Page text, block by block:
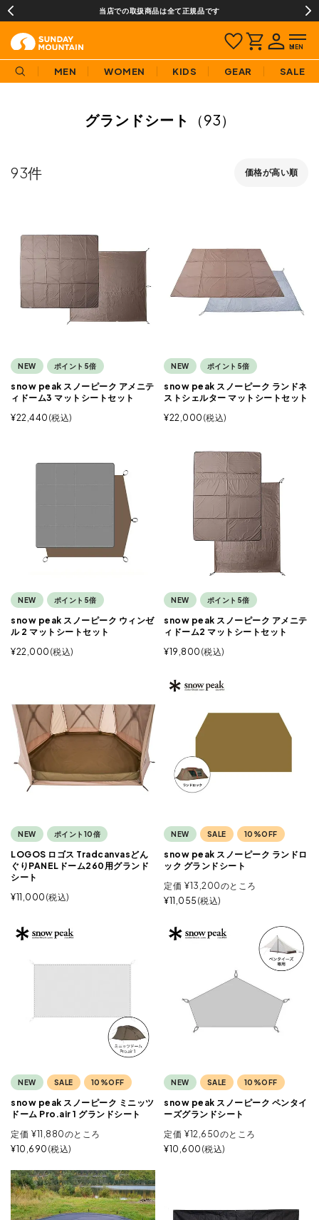
当店での取扱商品は全て正規品です
MEN WOMEN KIDS GEAR SALE
グランドシート （93）
価格が高い順
93
NEW ポイント5倍
snow peak スノーピーク アメニテ
ィドーム3 マットシートセット
¥22,440 税込
NEW ポイント5倍
snow peak スノーピーク ランドネ
ストシェルター マットシートセット
¥22,000 税込
NEW ポイント5倍
snow peak スノーピーク ウィンゼ
ル 2 マットシートセット
¥22,000 税込
NEW ポイント5倍
snow peak スノーピーク アメニテ
ィドーム2 マットシートセット
¥19,800 税込
NEW ポイント10倍
LOGOS ロゴス Tradcanvasどん
ぐりPANELドーム260用グランド
シート
¥11,000 税込
NEW SALE 10%OFF
snow peak スノーピーク ランドロ
ック グランドシート
定価 ¥13,200のところ
¥11,055 税込
NEW SALE 10%OFF
snow peak スノーピーク ミニッツ
ドーム Pro.air 1 グランドシート
定価 ¥11,880のところ
¥10,690 税込
NEW SALE 10%OFF
snow peak スノーピーク ペンタイ
ーズグランドシート
定価 ¥12,650のところ
¥10,600 税込